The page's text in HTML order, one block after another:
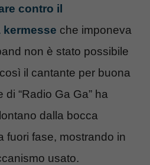
contro il
kermesse che imponeva
non è stato possibile
il cantante per buona
di “Radio Ga Ga” ha
dalla bocca
fuori fase, mostrando in
usato.